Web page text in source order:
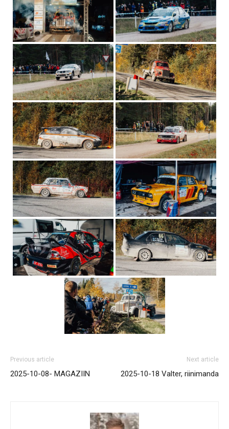
Previous article
2025-10-08- MAGAZIIN
Next article
2025-10-18 Valter, riinimanda